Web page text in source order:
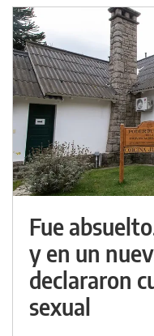
Fue
y en un
declararon
sexual